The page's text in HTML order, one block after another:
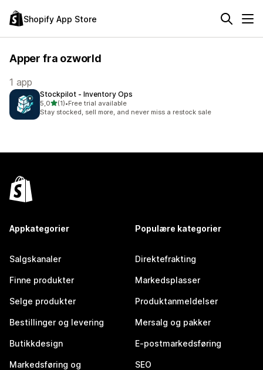
Shopify App Store
Apper fra ozworld
1 app
Stockpilot ‑ Inventory Ops
5,0av 5 stjerner
(1)
Totalt 1 omtaler
•Free trial available
Stay stocked, sell more, and never miss a restock sale
Appkategorier
Salgskanaler
Finne produkter
Selge produkter
Bestillinger og levering
Butikkdesign
Markedsføring og
Populære kategorier
Direktefrakting
Markedsplasser
Produktanmeldelser
Mersalg og pakker
E-postmarkedsføring
SEO